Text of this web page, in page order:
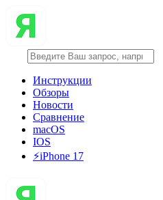
Инструкции
Обзоры
Новости
Сравнение
macOS
IOS
⚡️iPhone 17